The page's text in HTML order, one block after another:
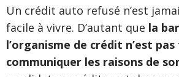
Un crédit auto refusé n’est
facile à vivre. D’autant que la
l’organisme de crédit n’est
communiquer les raisons de